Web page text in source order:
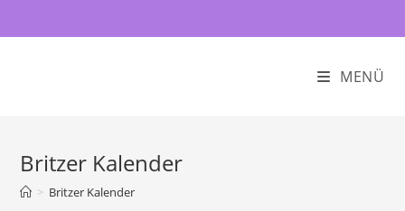
MENÜ
Britzer Kalender
> Britzer Kalender